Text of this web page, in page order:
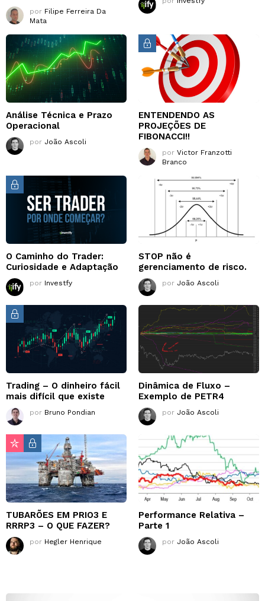
por Filipe Ferreira Da
Mata
Análise Técnica e Prazo
Operacional
por João Ascoli
ENTENDENDO AS
PROJEÇÕES DE
FIBONACCI!!
por Victor Franzotti
Branco
O Caminho do Trader:
Curiosidade e Adaptação
por Investfy
STOP não é
gerenciamento de risco.
por João Ascoli
Trading – O dinheiro fácil
mais difícil que existe
por Bruno Pondian
Dinâmica de Fluxo –
Exemplo de PETR4
por João Ascoli
TUBARÕES EM PRIO3 E
RRRP3 – O QUE FAZER?
por Hegler Henrique
Performance Relativa –
Parte 1
por João Ascoli